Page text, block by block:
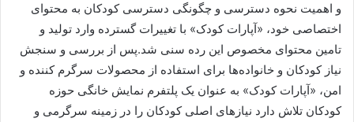
و اهمیت نحوه دسترسی و چگونگی دسترسی کودکان به محتوای
اختصاصی خود، «آپارات کودک» با تغییرات گسترده وارد تولید و
تامین محتوای مخصوص این رده سنی شد.پس از بررسی و سنجش
نیاز کودکان و خانواده‌ها برای استفاده از محصولات سرگرم کننده و
امن، «آپارات کودک» به عنوان یک پلتفرم نمایش خانگی حوزه
کودکان تلاش دارد نیازهای اصلی کودکان را در زمینه سرگرمی و